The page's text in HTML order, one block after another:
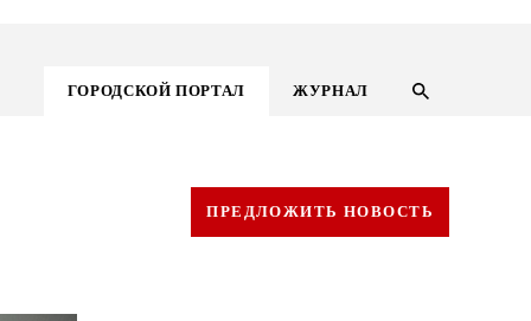
ГОРОДСКОЙ ПОРТАЛ ЖУРНАЛ
ПРЕДЛОЖИТЬ НОВОСТЬ